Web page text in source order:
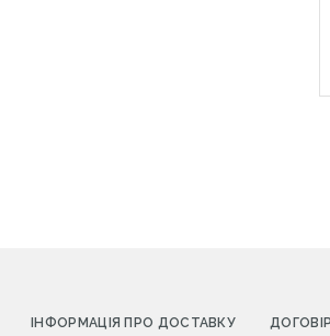
ІНФОРМАЦІЯ ПРО ДОСТАВКУ